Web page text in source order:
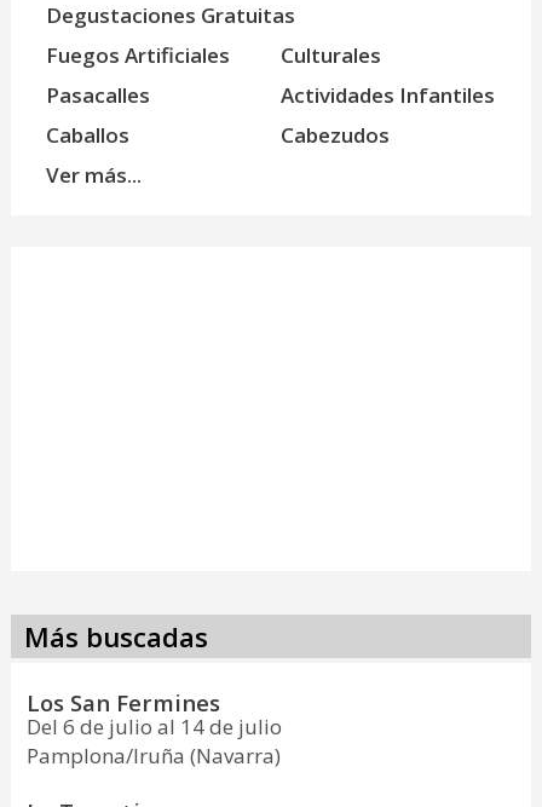
Degustaciones Gratuitas
Fuegos Artificiales
Culturales
Pasacalles
Actividades Infantiles
Caballos
Cabezudos
Ver más...
Más buscadas
Los San Fermines
Del 6 de julio al 14 de julio
Pamplona/Iruña (Navarra)